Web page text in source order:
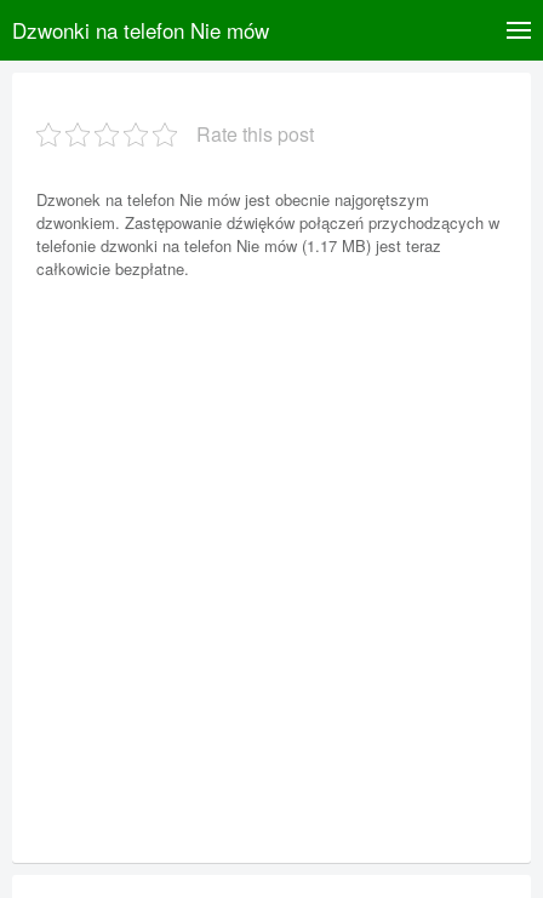
Dzwonki na telefon Nie mów
Rate this post
Dzwonek na telefon Nie mów jest obecnie najgorętszym
dzwonkiem. Zastępowanie dźwięków połączeń przychodzących w
telefonie dzwonki na telefon Nie mów (1.17 MB) jest teraz
całkowicie bezpłatne.